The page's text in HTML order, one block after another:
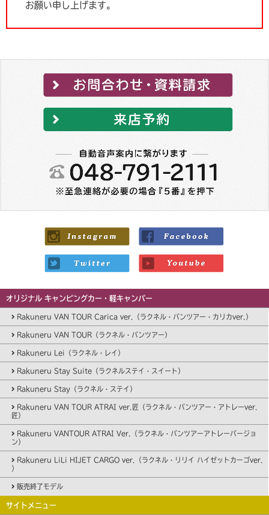
お願い申し上げます。
オリジナル キャンピングカー・軽キャンパー
Rakuneru VAN TOUR Carica ver.（ラクネル・バンツアー・カリカver.）
Rakuneru VAN TOUR（ラクネル・バンツアー）
Rakuneru Lei（ラクネル・レイ）
Rakuneru Stay Suite（ラクネルステイ・スイート）
Rakuneru Stay（ラクネル・ステイ）
Rakuneru VAN TOUR ATRAI ver.匠（ラクネル・バンツアー・アトレーver.
匠）
Rakuneru VANTOUR ATRAI Ver.（ラクネル・バンツアーアトレーバージョ
ン）
Rakuneru LiLi HIJET CARGO ver.（ラクネル・リリイ ハイゼットカーゴver.
）
販売終了モデル
サイトメニュー